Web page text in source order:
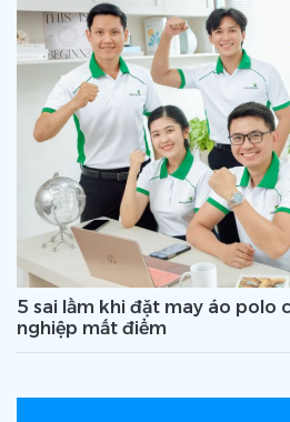
5 sai lầm khi đặt may áo polo
nghiệp mất điểm